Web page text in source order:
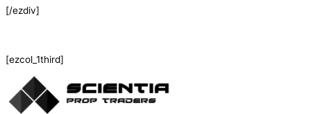
[/ezdiv]
[ezcol_1third]